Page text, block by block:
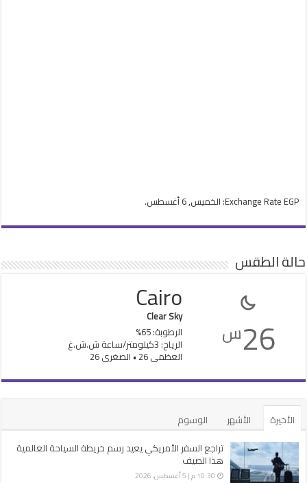
Exchange Rate EGP : الخميس, 6 أغسطس.
حالة الطقس
26س
Cairo
Clear Sky
الرطوبة: 65%
الرياح: 3كيلومتر/ساعة ش.ش.غ
العظمى 26 • الصغرى 26
الأخيرة الأشهر
الوسوم
تراجع السفر الأمريكي يعيد رسم خريطة السياحة العالمية
هذا الصيف
10:30 م | 5 أغسطس، 2026